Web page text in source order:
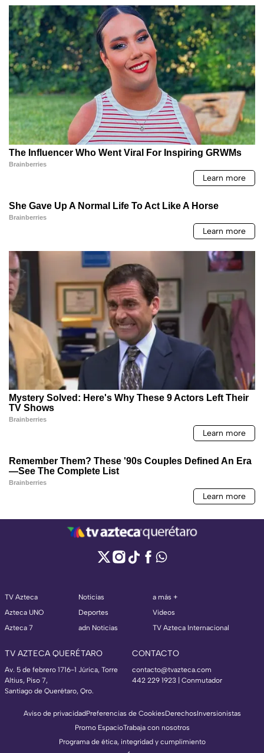
TV Azteca
Azteca UNO
Azteca 7
Noticias
Deportes
adn Noticias
a más +
Videos
TV Azteca Internacional
TV AZTECA QUERÉTARO
Av. 5 de febrero 1716-1 Júrica, Torre
Altius, Piso 7,
Santiago de Querétaro, Qro.
CONTACTO
contacto@tvazteca.com
442 229 1923 | Conmutador
Aviso de privacidadPreferencias de CookiesDerechosInversionistas
Promo EspacioTrabaja con nosotros
Programa de ética, integridad y cumplimiento